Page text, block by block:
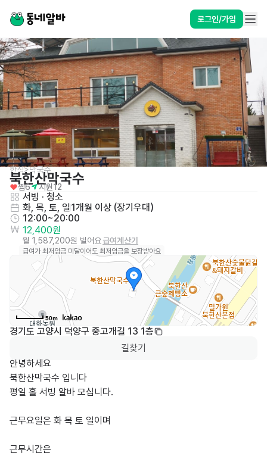
로그인/가입
한식>막국수
북한산막국수
찜6 지원12
서빙 · 청소
화, 목, 토, 일1개월 이상 (장기우대)
12:00~20:00
12,400원
월 1,587,200원 벌어요급여계산기
급여가 최저임금 미달이어도 최저임금을 보장받아요
50m
경기도 고양시 덕양구 중고개길 13 1층
길찾기
안녕하세요
북한산막국수 입니다
평일 홀 서빙 알바 모십니다.
근무요일은 화 목 토 일이며
근무시간은